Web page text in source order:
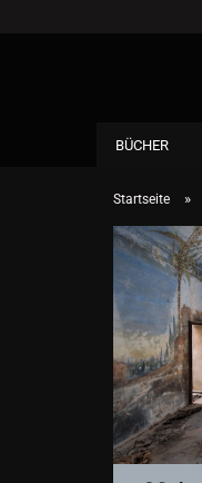
BÜCHER
Startseite »